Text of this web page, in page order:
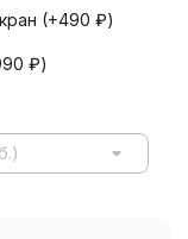
(+490 ₽)
₽)